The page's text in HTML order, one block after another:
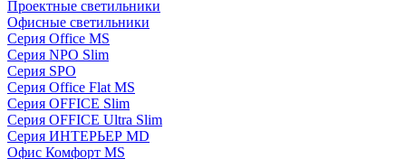
Проектные светильники
Офисные светильники
Серия Office MS
Серия NPO Slim
Серия SPO
Серия Office Flat MS
Серия OFFICE Slim
Серия OFFICE Ultra Slim
Серия ИНТЕРЬЕР MD
Офис Комфорт MS